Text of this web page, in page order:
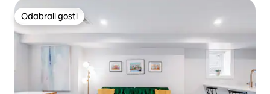
Odabrali gosti
Odabrali gosti